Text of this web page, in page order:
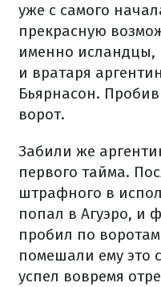
уже с самого
прекрасную
именно
и вратаря
Бьярнасон.
ворот.
Забили же
первого тайма.
штрафного в
попал в Агуэро, и
пробил по
помешали ему это
успел вовремя